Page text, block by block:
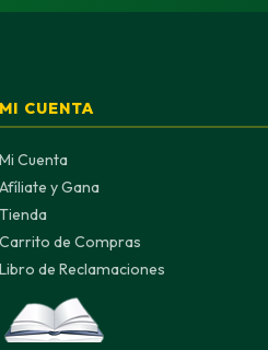
MI CUENTA
Mi Cuenta
Afíliate y Gana
Tienda
Carrito de Compras
Libro de Reclamaciones